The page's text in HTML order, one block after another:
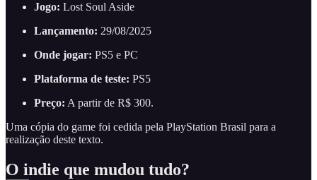
Jogo: Lost Soul Aside
Lançamento: 29/08/2025
Onde jogar: PS5 e PC
Plataforma de teste: PS5
Preço: A partir de R$ 300.
Uma cópia do game foi cedida pela PlayStation Brasil para a
realização deste texto.
O indie que mudou tudo?